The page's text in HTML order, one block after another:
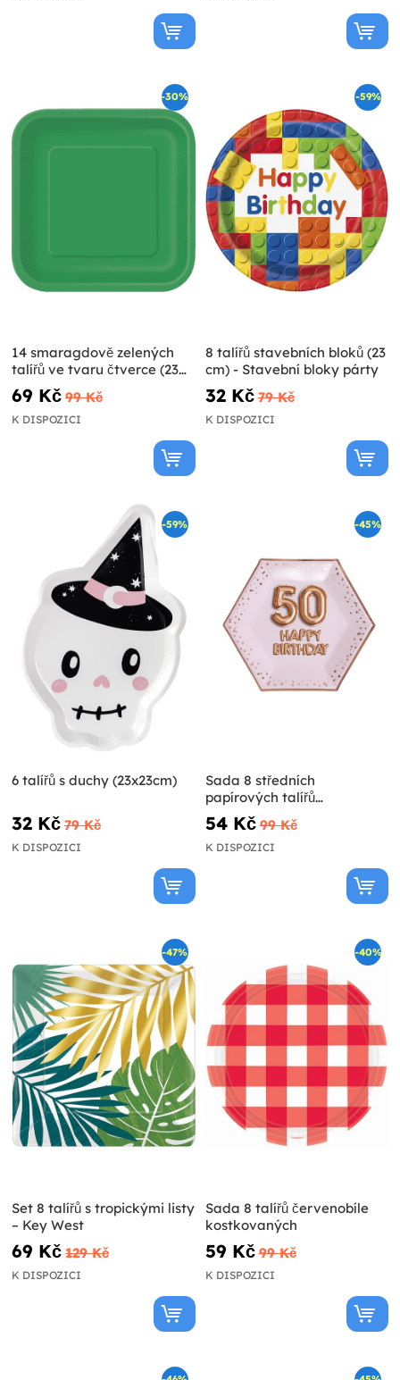
-30%
14 smaragdově zelených
talířů ve tvaru čtverce (23
cm) - Basic Colours Line
69 Kč 99 Kč
K DISPOZICI
-59%
8 talířů stavebních bloků (23
cm) - Stavební bloky párty
32 Kč 79 Kč
K DISPOZICI
-59%
6 talířů s duchy (23x23cm)
32 Kč 79 Kč
K DISPOZICI
-45%
Sada 8 středních
papírových talířů
šestihranných "50 Happy
Birthday" - Glitz & Glamour
Pink & Rose Gold
54 Kč 99 Kč
K DISPOZICI
-47%
Set 8 talířů s tropickými listy
– Key West
69 Kč 129 Kč
K DISPOZICI
-40%
Sada 8 talířů červenobíle
kostkovaných
59 Kč 99 Kč
K DISPOZICI